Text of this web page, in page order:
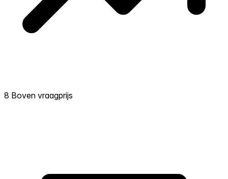
8 Boven vraagprijs